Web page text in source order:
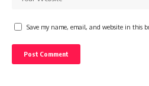
Save my name, email, and website in this